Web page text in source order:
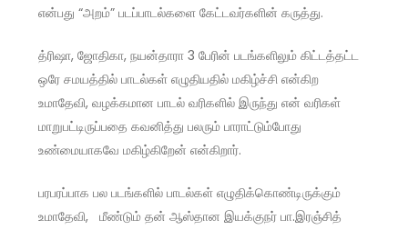
என்பது “அறம்” படப்பாடல்களை கேட்டவர்களின் கருத்து.
த்ரிஷா, ஜோதிகா, நயன்தாரா 3 பேரின் படங்களிலும் கிட்டத்தட்ட
ஒரே சமயத்தில் பாடல்கள் எழுதியதில் மகிழ்ச்சி என்கிற
உமாதேவி, வழக்கமான பாடல் வரிகளில் இருந்து என் வரிகள்
மாறுபட்டிருப்பதை கவனித்து பலரும் பாராட்டும்போது
உண்மையாகவே மகிழ்கிறேன் என்கிறார்.
பரபரப்பாக பல படங்களில் பாடல்கள் எழுதிக்கொண்டிருக்கும்
உமாதேவி, மீண்டும் தன் ஆஸ்தான இயக்குநர் பா.இரஞ்சித்